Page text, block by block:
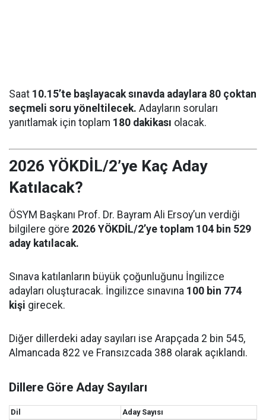
Saat 10.15’te başlayacak sınavda adaylara 80 çoktan
seçmeli soru yöneltilecek. Adayların soruları
yanıtlamak için toplam 180 dakikası olacak.
2026 YÖKDİL/2’ye Kaç Aday
Katılacak?
ÖSYM Başkanı Prof. Dr. Bayram Ali Ersoy’un verdiği
bilgilere göre 2026 YÖKDİL/2’ye toplam 104 bin 529
aday katılacak.
Sınava katılanların büyük çoğunluğunu İngilizce
adayları oluşturacak. İngilizce sınavına 100 bin 774
kişi girecek.
Diğer dillerdeki aday sayıları ise Arapçada 2 bin 545,
Almancada 822 ve Fransızcada 388 olarak açıklandı.
Dillere Göre Aday Sayıları
Dil
Aday Sayısı